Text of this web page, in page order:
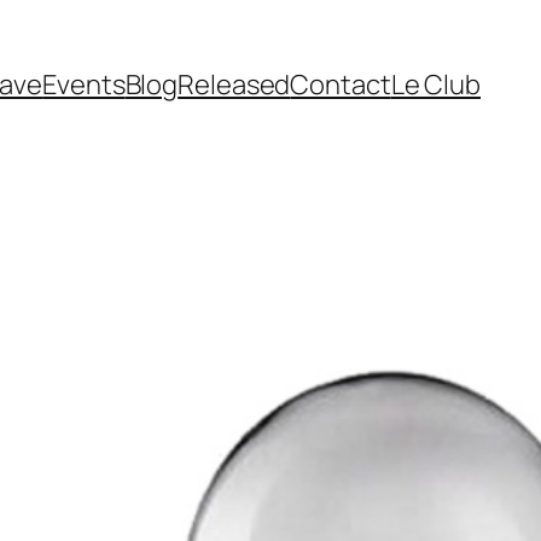
EventsBlogReleasedContactLe Club